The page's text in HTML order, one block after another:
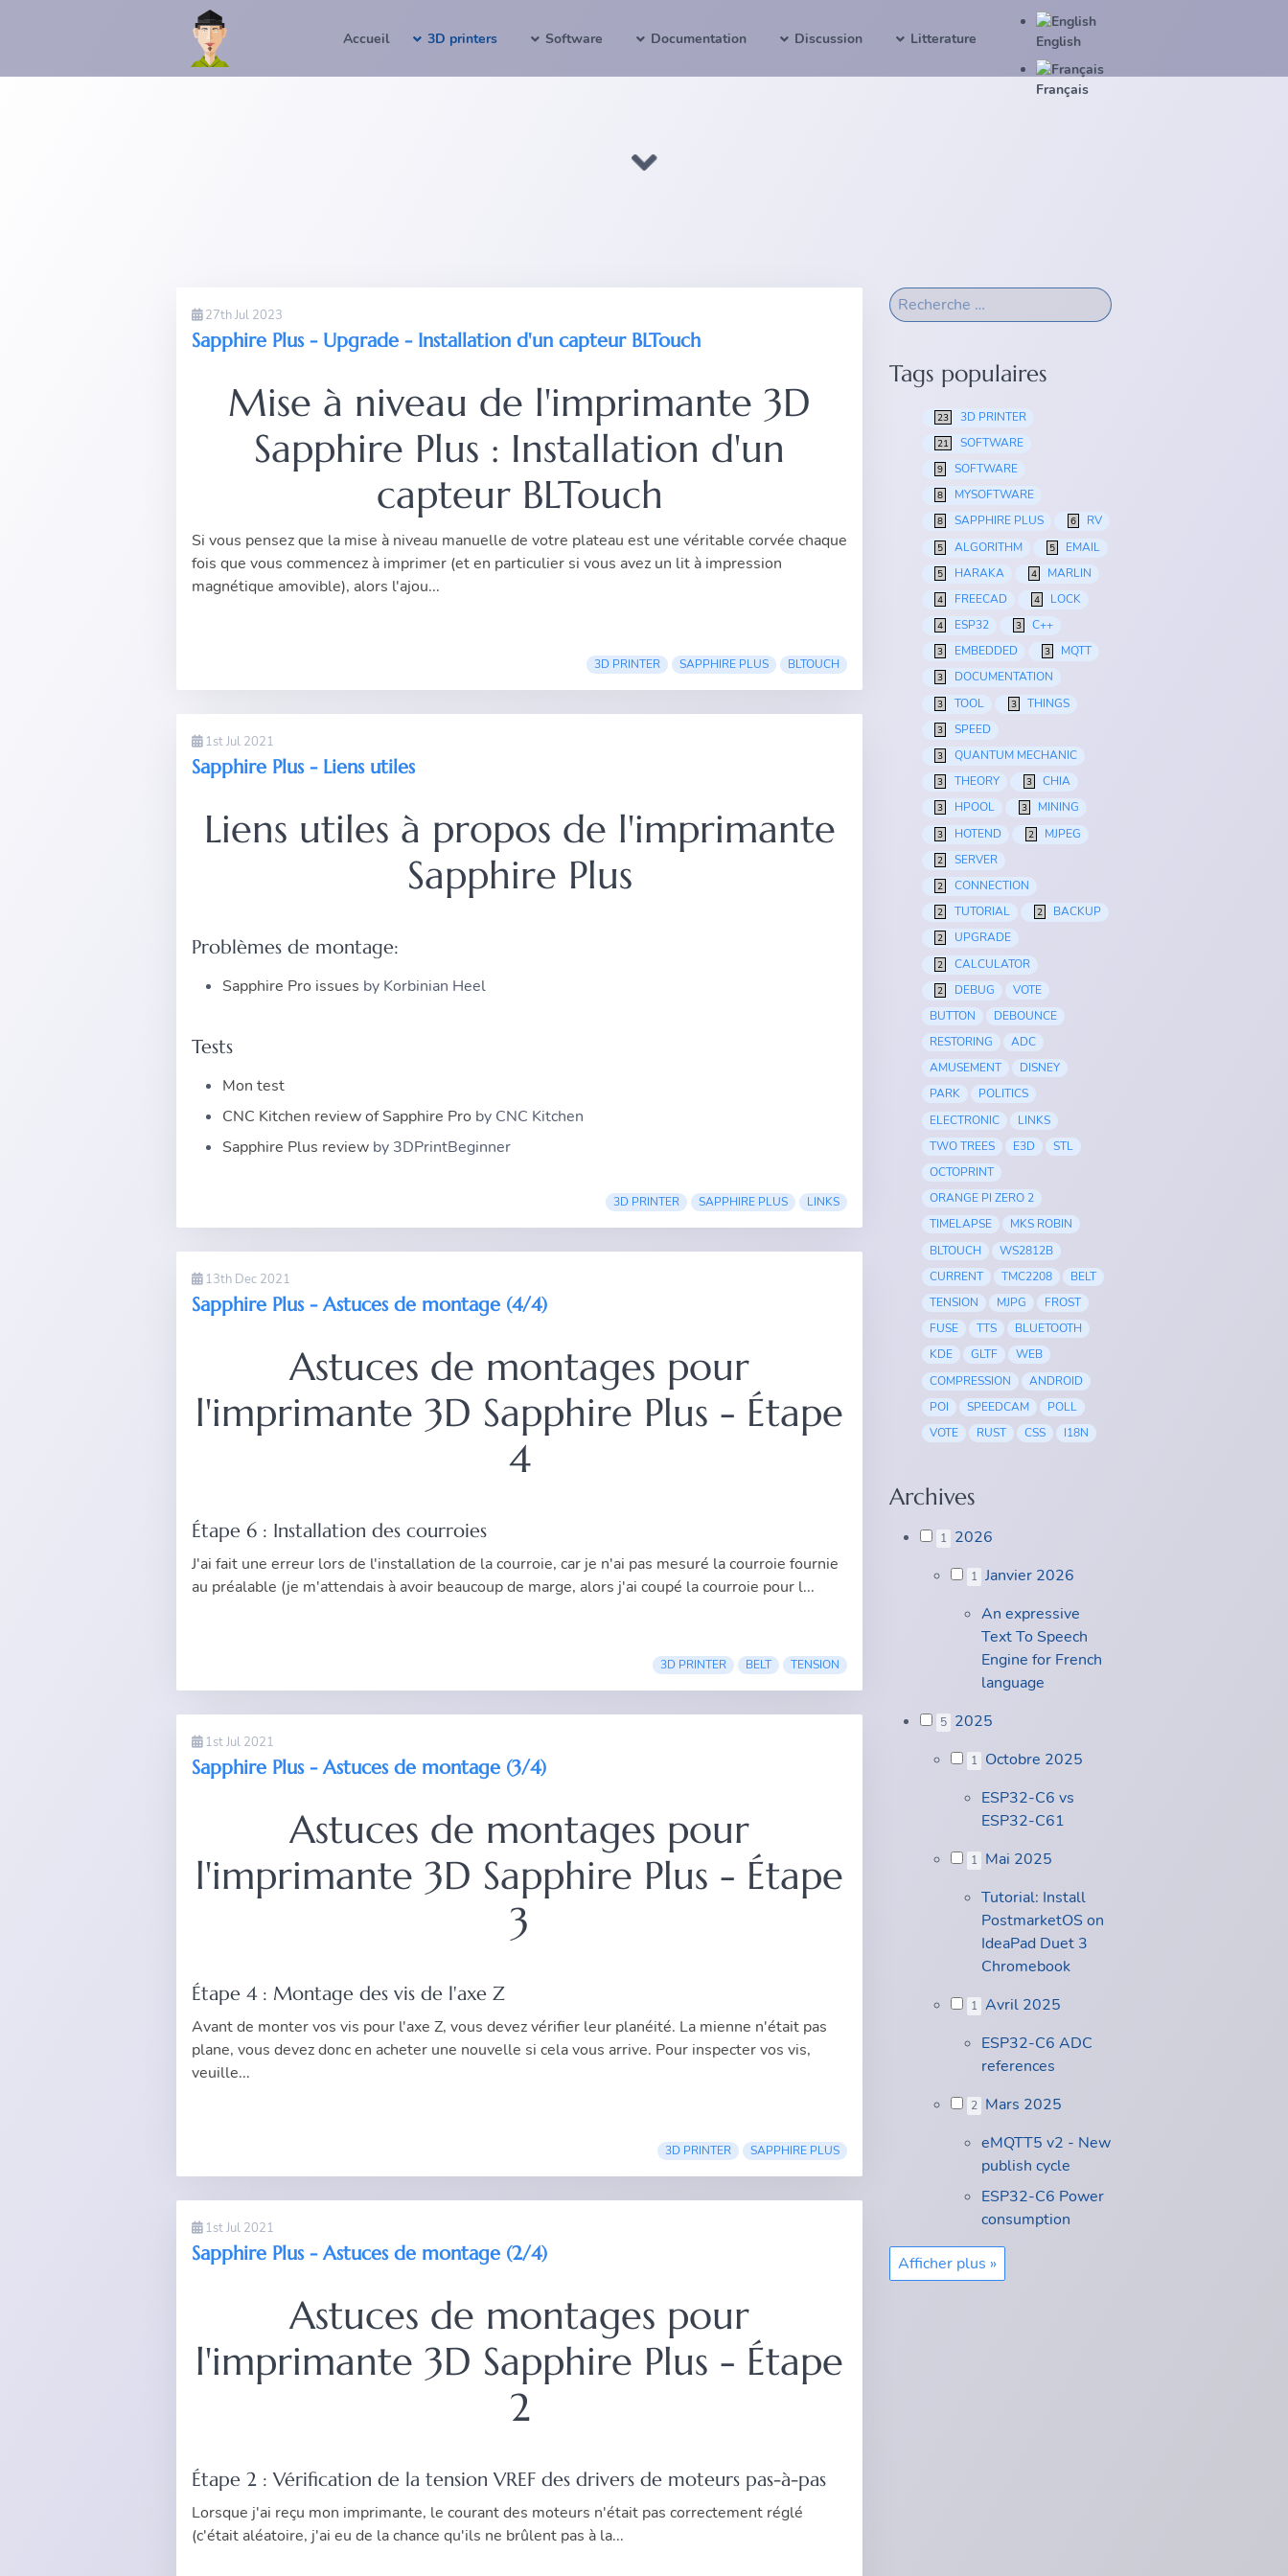
Accueil 3D printers Software Documentation Discussion Litterature English
Français
27th Jul 2023
Sapphire Plus - Upgrade - Installation d'un capteur BLTouch
Mise à niveau de l'imprimante 3D
Sapphire Plus : Installation d'un
capteur BLTouch
Si vous pensez que la mise à niveau manuelle de votre plateau est une véritable corvée chaque
fois que vous commencez à imprimer (et en particulier si vous avez un lit à impression
magnétique amovible), alors l'ajou...
3D PRINTER SAPPHIRE PLUS BLTOUCH
1st Jul 2021
Sapphire Plus - Liens utiles
Liens utiles à propos de l'imprimante
Sapphire Plus
Problèmes de montage:
Sapphire Pro issues by Korbinian Heel
Tests
Mon test
CNC Kitchen review of Sapphire Pro by CNC Kitchen
Sapphire Plus review by 3DPrintBeginner
3D PRINTER SAPPHIRE PLUS LINKS
13th Dec 2021
Sapphire Plus - Astuces de montage (4/4)
Astuces de montages pour
l'imprimante 3D Sapphire Plus - Étape
4
Étape 6 : Installation des courroies
J'ai fait une erreur lors de l'installation de la courroie, car je n'ai pas mesuré la courroie fournie
au préalable (je m'attendais à avoir beaucoup de marge, alors j'ai coupé la courroie pour l...
3D PRINTER BELT TENSION
1st Jul 2021
Sapphire Plus - Astuces de montage (3/4)
Astuces de montages pour
l'imprimante 3D Sapphire Plus - Étape
3
Étape 4 : Montage des vis de l'axe Z
Avant de monter vos vis pour l'axe Z, vous devez vérifier leur planéité. La mienne n'était pas
plane, vous devez donc en acheter une nouvelle si cela vous arrive. Pour inspecter vos vis,
veuille...
3D PRINTER SAPPHIRE PLUS
1st Jul 2021
Sapphire Plus - Astuces de montage (2/4)
Astuces de montages pour
l'imprimante 3D Sapphire Plus - Étape
2
Étape 2 : Vérification de la tension VREF des drivers de moteurs pas-à-pas
Lorsque j'ai reçu mon imprimante, le courant des moteurs n'était pas correctement réglé
(c'était aléatoire, j'ai eu de la chance qu'ils ne brûlent pas à la...
Tags populaires
23 3D PRINTER
21 SOFTWARE
9 SOFTWARE
8 MYSOFTWARE
8 SAPPHIRE PLUS 6 RV
5 ALGORITHM 5 EMAIL
5 HARAKA 4 MARLIN
4 FREECAD 4 LOCK
4 ESP32 3 C++
3 EMBEDDED 3 MQTT
3 DOCUMENTATION
3 TOOL 3 THINGS
3 SPEED
3 QUANTUM MECHANIC
3 THEORY 3 CHIA
3 HPOOL 3 MINING
3 HOTEND 2 MJPEG
2 SERVER
2 CONNECTION
2 TUTORIAL 2 BACKUP
2 UPGRADE
2 CALCULATOR
2 DEBUG
VOTE
BUTTON
DEBOUNCE
RESTORING
ADC
AMUSEMENT
DISNEY
PARK
POLITICS
ELECTRONIC
LINKS
TWO TREES
E3D
STL
OCTOPRINT
ORANGE PI ZERO 2
TIMELAPSE
MKS ROBIN
BLTOUCH
WS2812B
CURRENT
TMC2208
BELT
TENSION
MJPG
FROST
FUSE
TTS
BLUETOOTH
KDE
GLTF
WEB
COMPRESSION
ANDROID
POI
SPEEDCAM
POLL
VOTE
RUST CSS I18N
Archives
1 2026
1 Janvier 2026
An expressive
Text To Speech
Engine for French
language
5 2025
1
Octobre 2025
ESP32-C6 vs
ESP32-C61
1
Mai 2025
Tutorial: Install
PostmarketOS on
IdeaPad Duet 3
Chromebook
1 Avril 2025
ESP32-C6 ADC
references
2 Mars 2025
eMQTT5 v2 - New
publish cycle
ESP32-C6 Power
consumption
Afficher plus »